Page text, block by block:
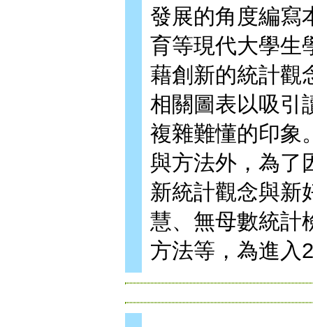
發展的角度編寫
育等現代大學生
藉創新的統計觀
相關圖表以吸引
複雜難懂的印象
與方法外，為了
新統計觀念與新
慧、無母數統計
方法等，為進入